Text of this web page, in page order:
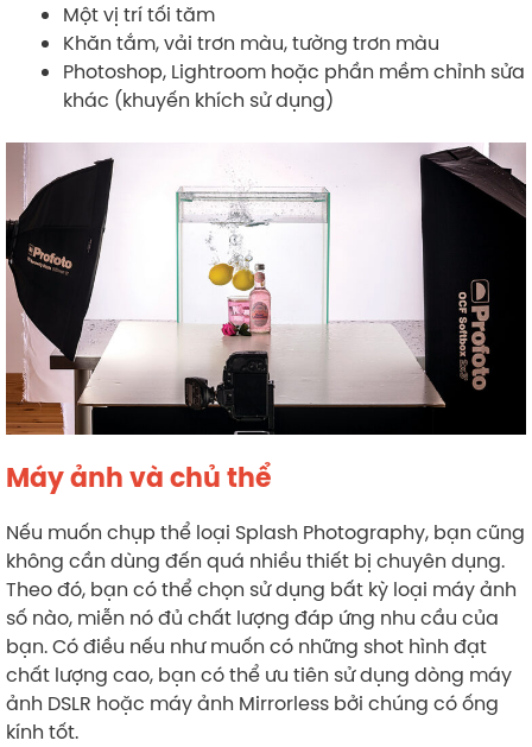
Một vị trí tối tăm
Khăn tắm, vải trơn màu, tường trơn màu
Photoshop, Lightroom hoặc phần mềm chỉnh sửa
khác (khuyến khích sử dụng)
Máy ảnh và chủ thể
Nếu muốn chụp thể loại Splash Photography, bạn cũng
không cần dùng đến quá nhiều thiết bị chuyên dụng.
Theo đó, bạn có thể chọn sử dụng bất kỳ loại máy ảnh
số nào, miễn nó đủ chất lượng đáp ứng nhu cầu của
bạn. Có điều nếu như muốn có những shot hình đạt
chất lượng cao, bạn có thể ưu tiên sử dụng dòng máy
ảnh DSLR hoặc máy ảnh Mirrorless bởi chúng có ống
kính tốt.